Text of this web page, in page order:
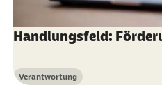
Handlungsfeld:
Kategorie
Verantwortung